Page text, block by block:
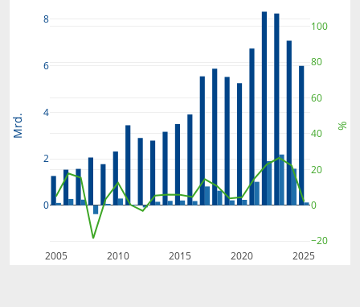
2005 2010 2015 2020 2025
0
2
4
6
8
−20
0
20
40
60
80
100
Mrd. %